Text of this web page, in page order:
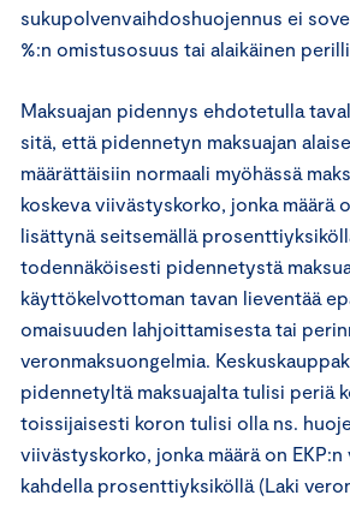
sukupolvenvaihdoshuojennus ei
%:n omistusosuus tai alaikäinen
Maksuajan pidennys ehdotetulla
sitä, että pidennetyn maksuajan
määrättäisiin normaali myöhässä
koskeva viivästyskorko, jonka määrä
lisättynä seitsemällä
todennäköisesti pidennetystä
käyttökelvottoman tavan lieventää
omaisuuden lahjoittamisesta tai
veronmaksuongelmia.
pidennetyltä maksuajalta tulisi periä
toissijaisesti koron tulisi olla ns.
viivästyskorko, jonka määrä on
kahdella prosenttiyksiköllä (Laki